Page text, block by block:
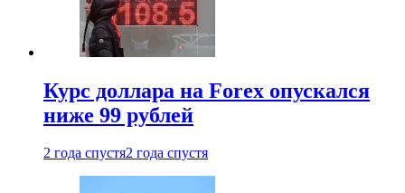
Курс доллара на Forex опускался
ниже 99 рублей
2 года спустя2 года спустя